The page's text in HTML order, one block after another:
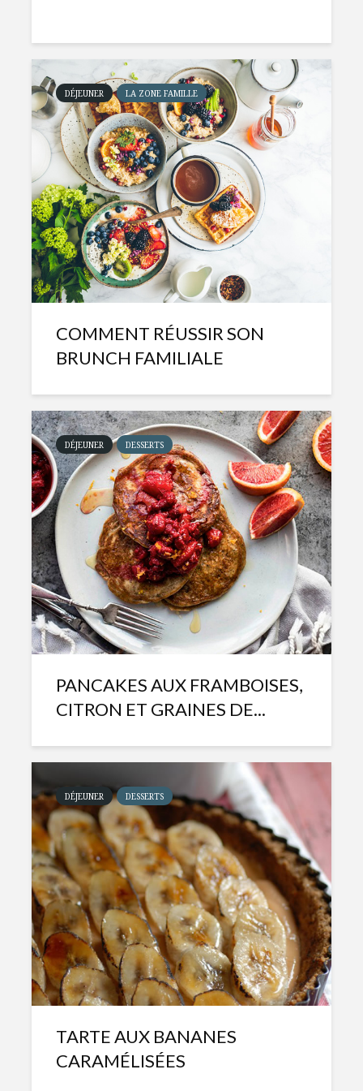
DÉJEUNER LA ZONE FAMILLE
COMMENT RÉUSSIR SON
BRUNCH FAMILIALE
DÉJEUNER DESSERTS
PANCAKES AUX FRAMBOISES,
CITRON ET GRAINES DE...
DÉJEUNER DESSERTS
TARTE AUX BANANES
CARAMÉLISÉES